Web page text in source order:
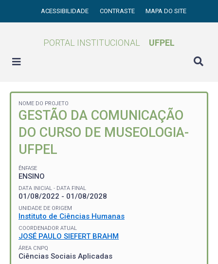
ACESSIBILIDADE CONTRASTE MAPA DO SITE
PORTAL INSTITUCIONAL UFPEL
NOME DO PROJETO
GESTÃO DA COMUNICAÇÃO
DO CURSO DE MUSEOLOGIA-
UFPEL
ÊNFASE
ENSINO
DATA INICIAL - DATA FINAL
01/08/2022 - 01/08/2028
UNIDADE DE ORIGEM
Instituto de Ciências Humanas
COORDENADOR ATUAL
JOSÉ PAULO SIEFERT BRAHM
ÁREA CNPQ
Ciências Sociais Aplicadas